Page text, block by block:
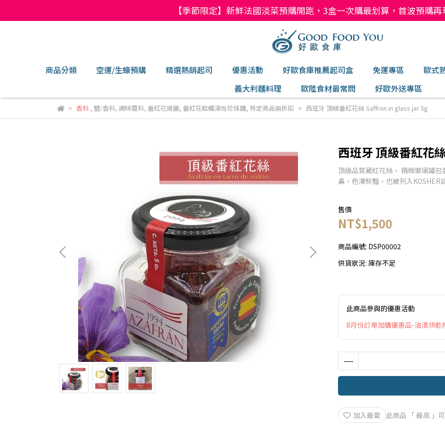
【季節限定】新鮮法國淡菜預購開跑，3盒一次購最划算，首波預購
商品分類 空運/生蠔預購 精選熱銷起司 優惠活動 好歐食庫推薦起司盒 免運專區 歐式
義大利麵料理
歐陸食材最常問 好歐外送專區
香料, 鹽/香料, 調味醬料, 番紅花燉飯, 番紅花蛤蠣湯佐珍珠麵, 特定商品無折扣 西班牙 頂級番紅花絲 Saffron in glass jar 5g
西班牙 頂級番紅花
頂級品質藏紅花絲， 精緻玻璃罐
鼻，色澤鮮豔，也被列入KOSHER
售價
NT$1,500
商品編號: DSP00002
供貨狀況: 庫存不足
此商品參與的優惠活動
8月份訂單加購優惠品-油漬烘乾
加入最愛 此商品 「 最高 」